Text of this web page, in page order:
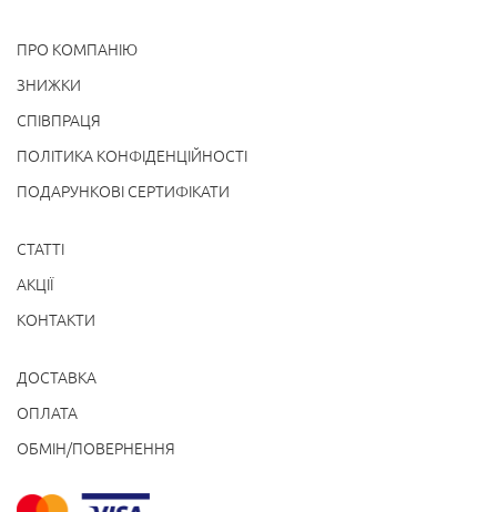
ПРО КОМПАНІЮ
ЗНИЖКИ
СПІВПРАЦЯ
ПОЛІТИКА КОНФІДЕНЦІЙНОСТІ
ПОДАРУНКОВІ СЕРТИФІКАТИ
СТАТТІ
АКЦІЇ
КОНТАКТИ
ДОСТАВКА
ОПЛАТА
ОБМІН/ПОВЕРНЕННЯ